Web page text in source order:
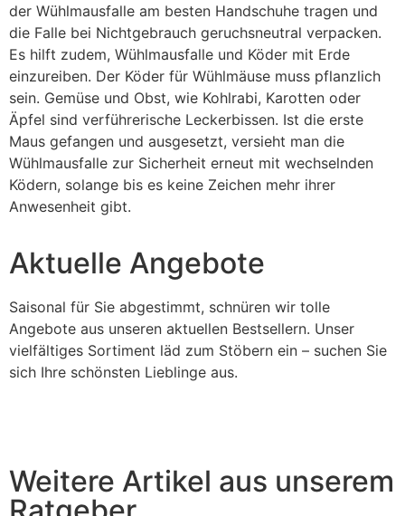
der Wühlmausfalle am besten Handschuhe tragen und
die Falle bei Nichtgebrauch geruchsneutral verpacken.
Es hilft zudem, Wühlmausfalle und Köder mit Erde
einzureiben. Der Köder für Wühlmäuse muss pflanzlich
sein. Gemüse und Obst, wie Kohlrabi, Karotten oder
Äpfel sind verführerische Leckerbissen. Ist die erste
Maus gefangen und ausgesetzt, versieht man die
Wühlmausfalle zur Sicherheit erneut mit wechselnden
Ködern, solange bis es keine Zeichen mehr ihrer
Anwesenheit gibt.
Aktuelle Angebote
Saisonal für Sie abgestimmt, schnüren wir tolle
Angebote aus unseren aktuellen Bestsellern. Unser
vielfältiges Sortiment läd zum Stöbern ein – suchen Sie
sich Ihre schönsten Lieblinge aus.
Weitere Artikel aus unserem